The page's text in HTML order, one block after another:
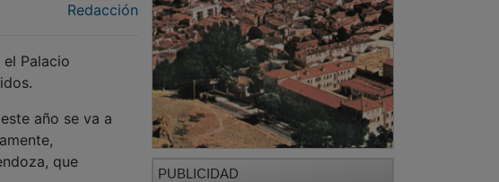
Redacción
Palacio
año se va a
que
PUBLICIDAD